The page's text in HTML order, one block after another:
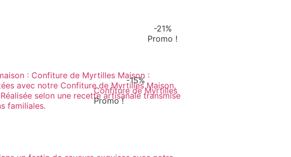
-21%
Promo !
-15%
Confiture de Myrtilles
Promo !